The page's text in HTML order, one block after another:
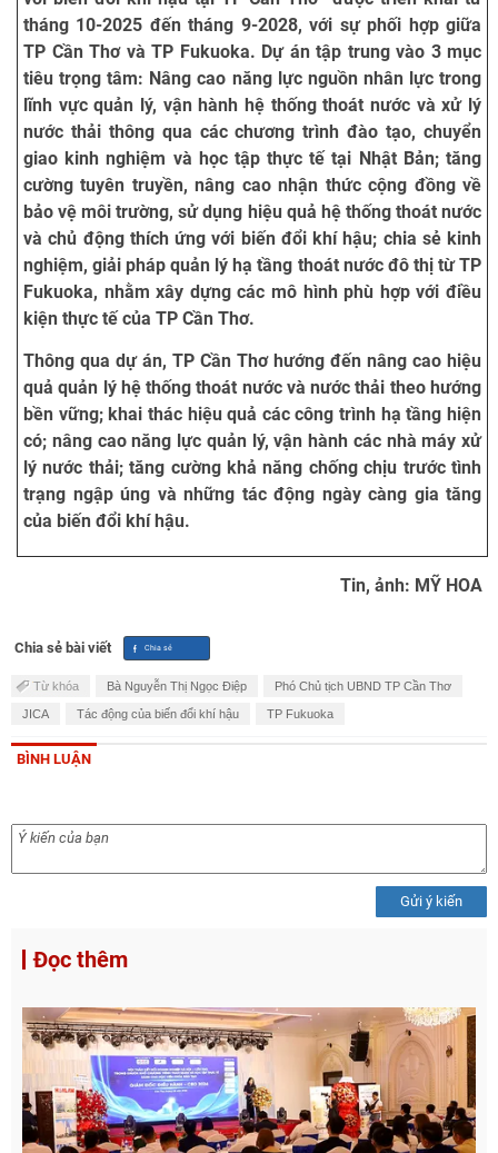
tháng 10-2025 đến tháng 9-2028, với sự phối hợp giữa
TP Cần Thơ và TP Fukuoka. Dự án tập trung vào 3 mục
tiêu trọng tâm: Nâng cao năng lực nguồn nhân lực trong
lĩnh vực quản lý, vận hành hệ thống thoát nước và xử lý
nước thải thông qua các chương trình đào tạo, chuyển
giao kinh nghiệm và học tập thực tế tại Nhật Bản; tăng
cường tuyên truyền, nâng cao nhận thức cộng đồng về
bảo vệ môi trường, sử dụng hiệu quả hệ thống thoát nước
và chủ động thích ứng với biến đổi khí hậu; chia sẻ kinh
nghiệm, giải pháp quản lý hạ tầng thoát nước đô thị từ TP
Fukuoka, nhằm xây dựng các mô hình phù hợp với điều
kiện thực tế của TP Cần Thơ.
Thông qua dự án, TP Cần Thơ hướng đến nâng cao hiệu
quả quản lý hệ thống thoát nước và nước thải theo hướng
bền vững; khai thác hiệu quả các công trình hạ tầng hiện
có; nâng cao năng lực quản lý, vận hành các nhà máy xử
lý nước thải; tăng cường khả năng chống chịu trước tình
trạng ngập úng và những tác động ngày càng gia tăng
của biến đổi khí hậu.
Tin, ảnh: MỸ HOA
Chia sẻ bài viết
Từ khóa Bà Nguyễn Thị Ngọc Điệp Phó Chủ tịch UBND TP Cần Thơ
JICA Tác động của biến đổi khí hậu TP Fukuoka
BÌNH LUẬN
Gửi ý kiến
Đọc thêm